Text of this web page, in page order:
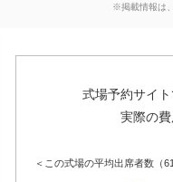
※掲載情報は
式場予約サイ
実際の費
＜この式場の平均出席者数（